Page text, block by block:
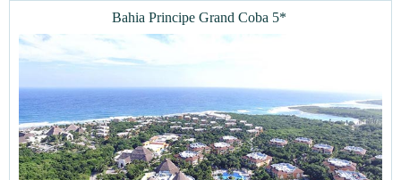
Bahia Principe Grand Coba 5*